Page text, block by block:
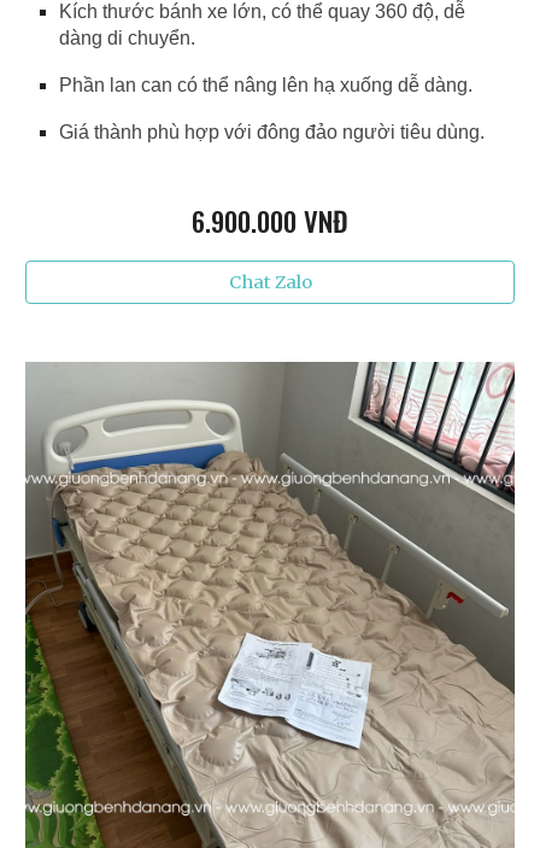
Kích thước bánh xe lớn, có thể quay 360 độ, dễ
dàng di chuyển.
Phần lan can có thể nâng lên hạ xuống dễ dàng.
Giá thành phù hợp với đông đảo người tiêu dùng.
6.900.000 VNĐ
Chat Zalo